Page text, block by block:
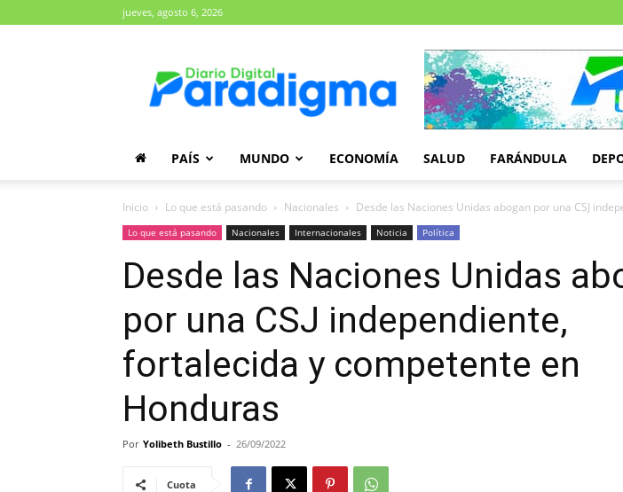
jueves, agosto 6, 2026
Paradigma
PAÍS MUNDO ECONOMÍA SALUD FARÁNDULA
Inicio Lo que está pasando Nacionales Desde las Naciones Unidas abogan por una CSJ
Lo que está pasando Nacionales Internacionales Noticia Política
Desde las Naciones Unidas
por una CSJ independiente,
fortalecida y competente en
Honduras
Por Yolibeth Bustillo - 26/09/2022
Cuota